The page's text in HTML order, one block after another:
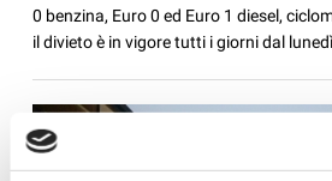
0 benzina, Euro 0 ed Euro 1 diesel,
il divieto è in vigore tutti i giorni dal